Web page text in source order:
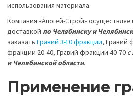
использования материала.
Компания «Апогей-Строй»
доставкой по Челябинску и
заказать Гравий 3-10 фракции, Гравий
фракции 20-40, Гравий фракции 40-70 с
и Челябинской области.
Применение